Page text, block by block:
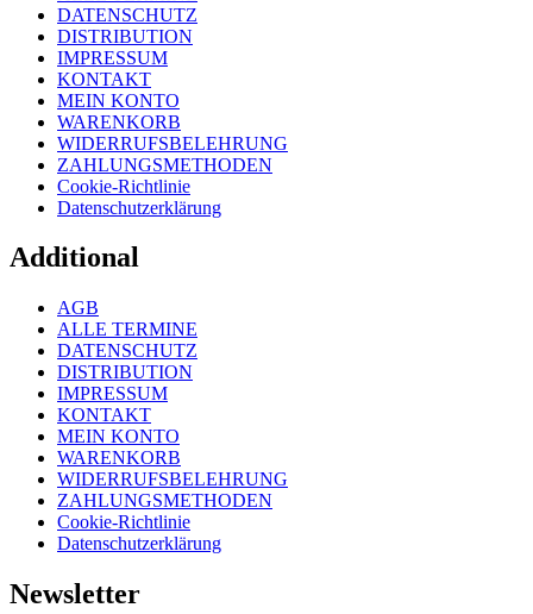
DATENSCHUTZ
DISTRIBUTION
IMPRESSUM
KONTAKT
MEIN KONTO
WARENKORB
WIDERRUFSBELEHRUNG
ZAHLUNGSMETHODEN
Cookie-Richtlinie
Datenschutzerklärung
Additional
AGB
ALLE TERMINE
DATENSCHUTZ
DISTRIBUTION
IMPRESSUM
KONTAKT
MEIN KONTO
WARENKORB
WIDERRUFSBELEHRUNG
ZAHLUNGSMETHODEN
Cookie-Richtlinie
Datenschutzerklärung
Newsletter